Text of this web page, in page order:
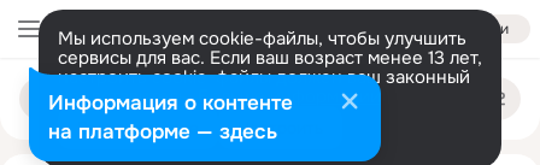
Войти
Мы используем cookie-файлы, чтобы улучшить
сервисы для вас. Если ваш возраст менее 13 лет,
настроить cookie-файлы должен ваш законный
представитель. Больше информации
Разрешить все Настроить
Поиск
людям
mikhail pervushin
Информация о контенте
на платформе — здесь